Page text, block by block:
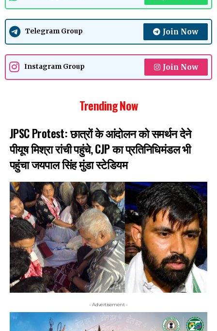
Telegram Group Join Now
Instagram Group Join Now
Trending Now
JPSC Protest: छात्रों के आंदोलन को समर्थन देने
पीयूष मिश्रा रांची पहुंचे, CJP का प्रतिनिधिमंडल भी
पहुंचा जयपाल सिंह मुंडा स्टेडियम
- Advertisement -